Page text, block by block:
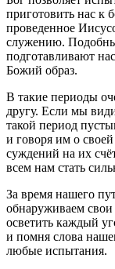
приготовить нас к
проведенное
служению.
подготавливают
Божий образ.
В такие периоды
другу. Если мы
такой период
и говоря им о
суждений на их
всем нам стать
За время нашего
обнаруживаем
осветить каждый
и помня слова
любые испытания.